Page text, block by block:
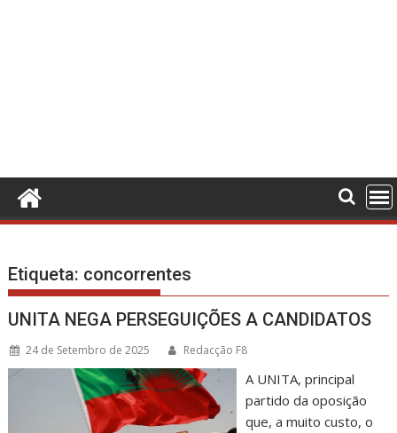
Etiqueta: concorrentes
UNITA NEGA PERSEGUIÇÕES A CANDIDATOS
24 de Setembro de 2025 Redacção F8
A UNITA, principal
partido da oposição
que, a muito custo, o